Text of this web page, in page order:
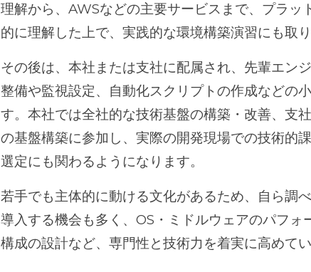
理解から、AWSなどの主要サービスまで、プラッ
的に理解した上で、実践的な環境構築演習にも取り
その後は、本社または支社に配属され、先輩エン
整備や監視設定、自動化スクリプトの作成などの
す。本社では全社的な技術基盤の構築・改善、支
の基盤構築に参加し、実際の開発現場での技術的
選定にも関わるようになります。
若手でも主体的に動ける文化があるため、自ら調
導入する機会も多く、OS・ミドルウェアのパフォ
構成の設計など、専門性と技術力を着実に高めて